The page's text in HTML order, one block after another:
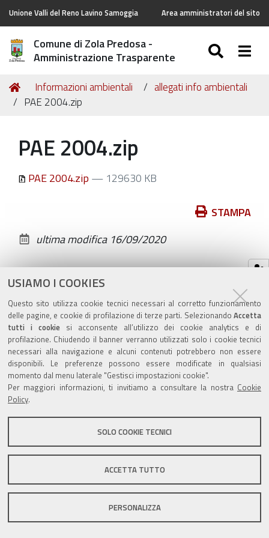
USIAMO I COOKIES
Questo sito utilizza cookie tecnici necessari al corretto funzionamento
delle pagine, e cookie di profilazione di terze parti. Selezionando Accetta
tutti i cookiesi acconsente all’utilizzo dei cookie analytics e di
profilazione. Chiudendo il banner verranno utilizzati solo i cookie tecnici
necessari alla navigazione e alcuni contenuti potrebbero non essere
disponibili. Le preferenze possono essere modificate in qualsiasi
momento dal menu laterale "Gestisci impostazioni cookie".
Per maggiori informazioni, ti invitiamo a consultare la nostra Cookie
Policy.
SOLO COOKIE TECNICI
ACCETTA TUTTO
PERSONALIZZA
Unione Valli del Reno Lavino Samoggia Area amministratori del sito
Comune di Zola Predosa -
Amministrazione Trasparente
Tu
sei
Home
Informazioni ambientali
allegati info ambientali
PAE 2004.zip
PAE 2004.zip
PAE 2004.zip — 129630 KB
documento
STAMPA
ultima modifica 16/09/2020
Valuta questo sito
Sito istituzionale Comune di Zola Predosa
Privacy policy|DPO|Accessibilità